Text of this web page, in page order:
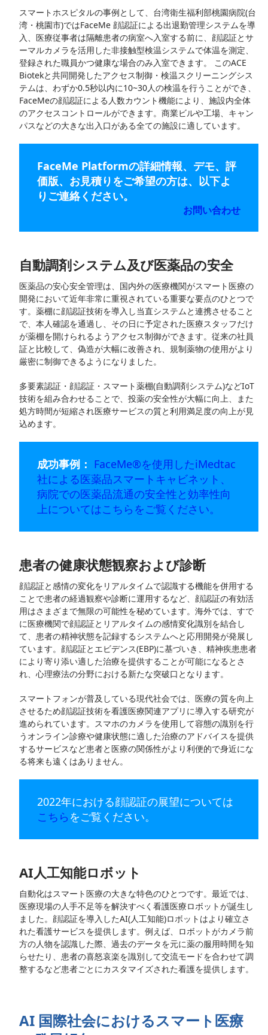
スマートホスピタルの事例として、台湾衛生福利部桃園病院(台
湾・桃園市)ではFaceMe 顔認証による出退勤管理システムを導
入、医療従事者は隔離患者の病室へ入室する前に、顔認証とサ
ーマルカメラを活用した非接触型検温システムで体温を測定、
登録された職員かつ健康な場合のみ入室できます。 このACE
Biotekと共同開発したアクセス制御・検温スクリーニングシス
テムは、わずか0.5秒以内に10~30人の検温を行うことができ、
FaceMeの顔認証による人数カウント機能により、施設内全体
のアクセスコントロールができます。商業ビルや工場、キャン
パスなどの大きな出入口がある全ての施設に適しています。
FaceMe Platformの詳細情報、デモ、評
価版、お見積りをご希望の方は、以下よ
りご連絡ください。
お問い合わせ
自動調剤システム及び医薬品の安全
医薬品の安心安全管理は、国内外の医療機関がスマート医療の
開発において近年非常に重視されている重要な要点のひとつで
す。薬棚に顔認証技術を導入し当直システムと連携させること
で、本人確認を通過し、その日に予定された医療スタッフだけ
が薬棚を開けられるようアクセス制御ができます。従来の社員
証と比較して、偽造が大幅に改善され、規制薬物の使用がより
厳密に制御できるようになりました。
多要素認証・顔認証・スマート薬棚(自動調剤システム)などIoT
技術を組み合わせることで、投薬の安全性が大幅に向上、また
処方時間が短縮され医療サービスの質と利用満足度の向上が見
込めます。
成功事例： FaceMe®を使用したiMedtac
社による医薬品スマートキャビネット、
病院での医薬品流通の安全性と効率性向
上についてはこちらをご覧ください。
患者の健康状態観察および診断
顔認証と感情の変化をリアルタイムで認識する機能を併用する
ことで患者の経過観察や診断に運用するなど、顔認証の有効活
用はさまざまで無限の可能性を秘めています。海外では、すで
に医療機関で顔認証とリアルタイムの感情変化識別を結合し
て、患者の精神状態を記録するシステムへと応用開発が発展し
ています。顔認証とエビデンス(EBP)に基づいき、精神疾患患者
により寄り添い適した治療を提供することが可能になるとさ
れ、心理療法の分野における新たな突破口となります。
スマートフォンが普及している現代社会では、医療の質を向上
させるため顔認証技術を看護医療関連アプリに導入する研究が
進められています。スマホのカメラを使用して容態の識別を行
うオンライン診療や健康状態に適した治療のアドバイスを提供
するサービスなど患者と医療の関係性がより利便的で身近にな
る将来も遠くはありません。
2022年における顔認証の展望については
こちら をご覧ください。
AI人工知能ロボット
自動化はスマート医療の大きな特色のひとつです。最近では、
医療現場の人手不足等を解決すべく看護医療ロボットが誕生し
ました。顔認証を導入したAI(人工知能)ロボットはより確立さ
れた看護サービスを提供します。例えば、ロボットがカメラ前
方の人物を認識した際、過去のデータを元に薬の服用時間を知
らせたり、患者の喜怒哀楽を識別して交流モードを合わせて調
整するなど患者ごとにカスタマイズされた看護を提供します。
AI 国際社会におけるスマート医療